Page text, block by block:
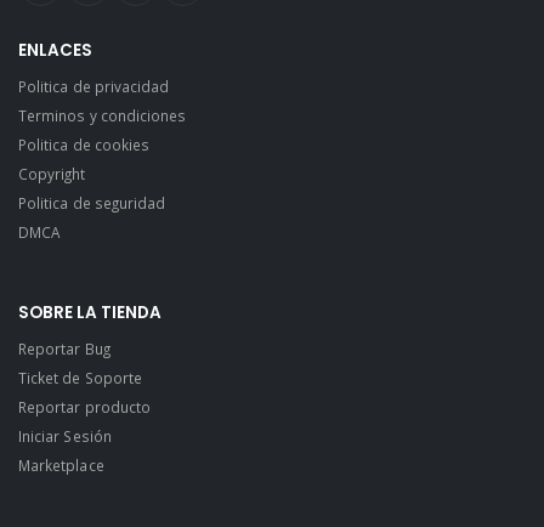
ENLACES
Politica de privacidad
Terminos y condiciones
Politica de cookies
Copyright
Politica de seguridad
DMCA
SOBRE LA TIENDA
Reportar Bug
Ticket de Soporte
Reportar producto
Iniciar Sesión
Marketplace